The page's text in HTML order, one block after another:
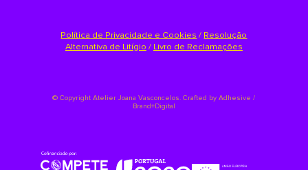
Política de Privacidade e Cookies / Resolução
Alternativa de Litígio / Livro de Reclamações
©Copyright Atelier Joana Vasconcelos. Crafted by Adhesive /
Brand+Digital